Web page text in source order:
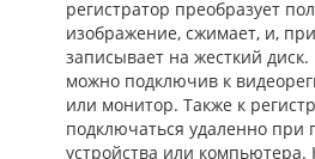
регистратор преобразует
изображение, сжимает, и,
записывает на жесткий
можно подключив к
или монитор. Также к
подключаться удаленно
устройства или компьютера.